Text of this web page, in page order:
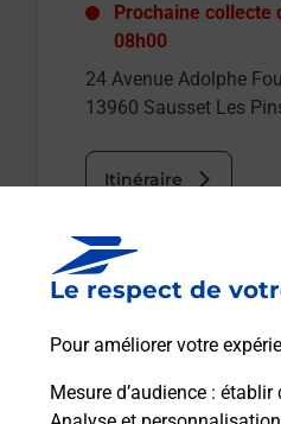
Le respect de
Pour améliorer votre
Mesure d’audience : établir
Prochaine collecte
08h00
24 Avenue Adolphe
13960 Sausset Les
Itinéraire
Boîte aux
Prochaine collecte
14 Avenue Du General
Le lien s'ouvre dans un